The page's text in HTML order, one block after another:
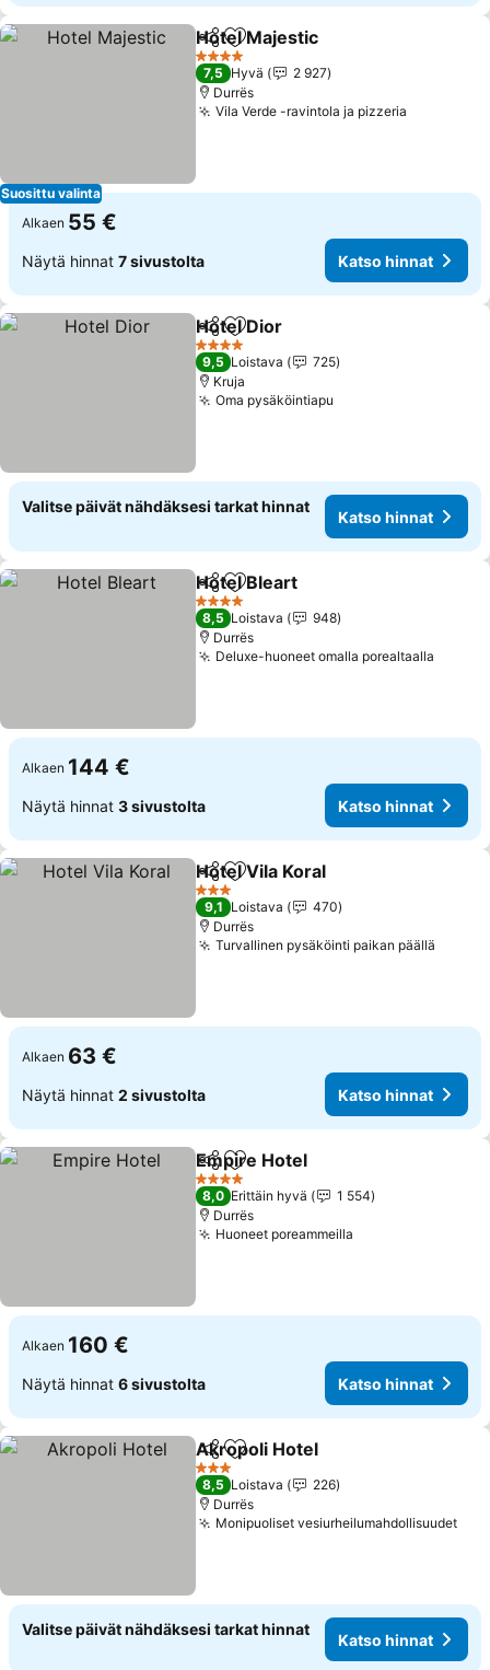
Suosittu valinta
Jaa Lisää suosikkeihin
Hotel Majestic
4 Tähtiluokitus
7,5 Hyvä
2 927
Durrës
Vila Verde -ravintola ja pizzeria
Alkaen 55 €
Näytä hinnat 7 sivustolta Katso hinnat
Jaa Lisää suosikkeihin
Hotel Dior
4 Tähtiluokitus
9,5 Loistava
725
Kruja
Oma pysäköintiapu
Valitse päivät nähdäksesi tarkat hinnat
Katso hinnat
Jaa Lisää suosikkeihin
Hotel Bleart
4 Tähtiluokitus
8,5 Loistava
948
Durrës
Deluxe-huoneet omalla porealtaalla
Alkaen 144 €
Näytä hinnat 3 sivustolta Katso hinnat
Jaa Lisää suosikkeihin
Hotel Vila Koral
3 Tähtiluokitus
9,1 Loistava
470
Durrës
Turvallinen pysäköinti paikan päällä
Alkaen 63 €
Näytä hinnat 2 sivustolta Katso hinnat
Jaa Lisää suosikkeihin
Empire Hotel
4 Tähtiluokitus
8,0 Erittäin hyvä
1 554
Durrës
Huoneet poreammeilla
Alkaen 160 €
Näytä hinnat 6 sivustolta Katso hinnat
Jaa Lisää suosikkeihin
Akropoli Hotel
3 Tähtiluokitus
8,5 Loistava
226
Durrës
Monipuoliset vesiurheilumahdollisuudet
Valitse päivät nähdäksesi tarkat hinnat
Katso hinnat